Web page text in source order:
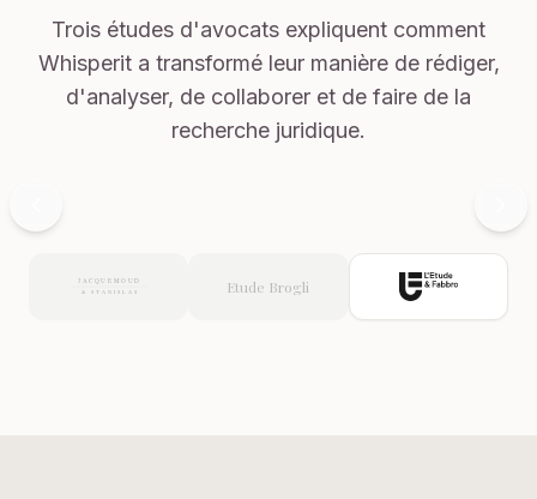
Trois études d'avocats expliquent comment
Whisperit a transformé leur manière de rédiger,
d'analyser, de collaborer et de faire de la
recherche juridique.
Avocat,
Etude Brogli